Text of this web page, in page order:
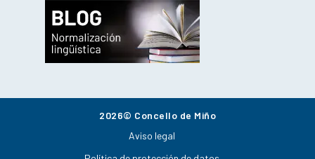
2026© Concello de Miño
Aviso legal